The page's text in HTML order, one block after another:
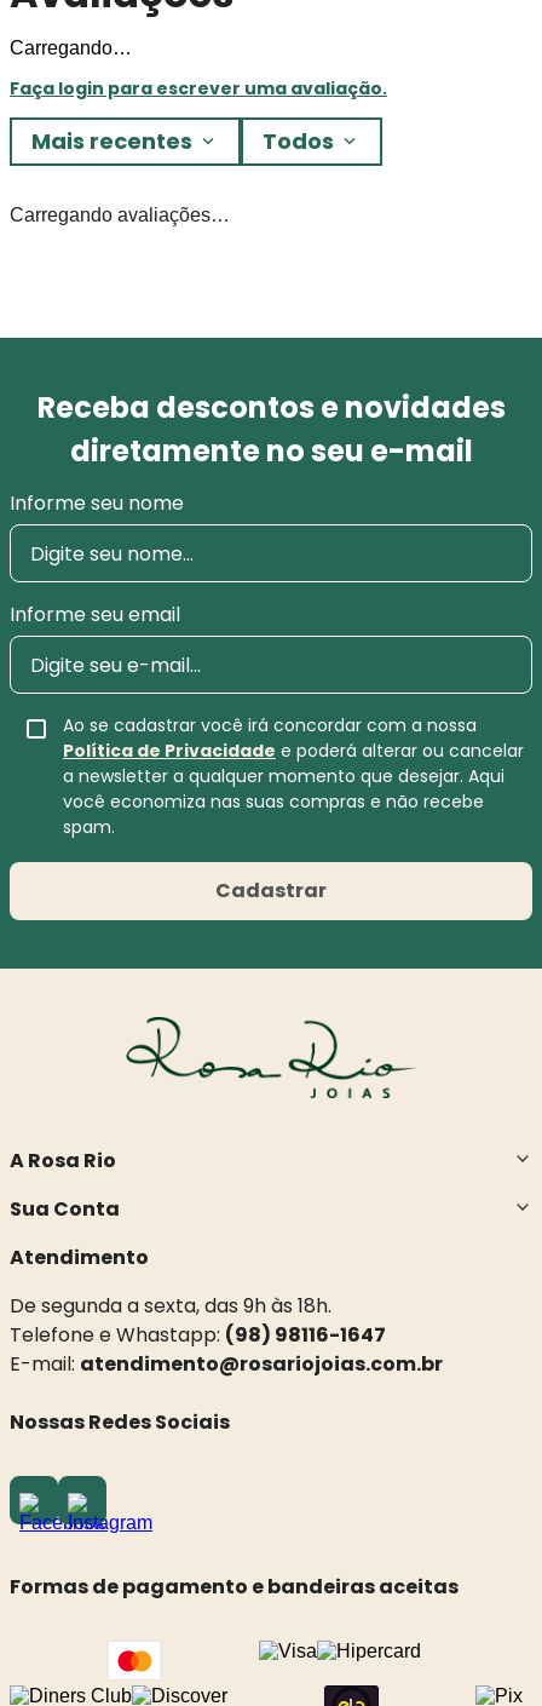
Carregando…
Faça login para escrever uma avaliação.
Mais recentes Todos
Carregando avaliações…
Receba descontos e novidades
diretamente no seu e-mail
Informe seu nome
Informe seu email
Ao se cadastrar você irá concordar com a nossa
Política de Privacidade e poderá alterar ou cancelar
a newsletter a qualquer momento que desejar. Aqui
você economiza nas suas compras e não recebe
spam.
Cadastrar
A Rosa Rio
Sua Conta
Atendimento
De segunda a sexta, das 9h às 18h.
Telefone e Whastapp: (98) 98116-1647
E-mail: atendimento@rosariojoias.com.br
Nossas Redes Sociais
Formas de pagamento e bandeiras aceitas